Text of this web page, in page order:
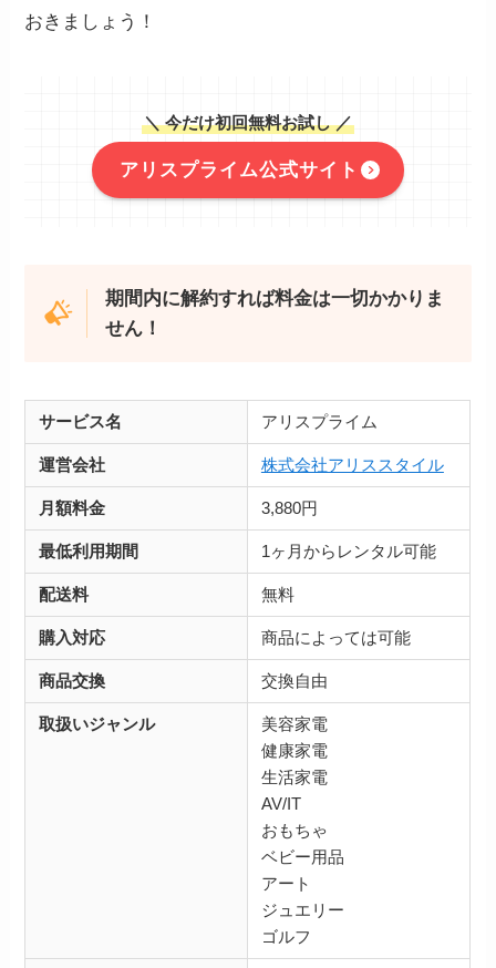
おきましょう！
＼ 今だけ初回無料お試し ／
アリスプライム公式サイト
期間内に解約すれば料金は一切かかりま
せん！
サービス名 アリスプライム
運営会社 株式会社アリススタイル
月額料金 3,880円
最低利用期間 1ヶ月からレンタル可能
配送料 無料
購入対応 商品によっては可能
商品交換 交換自由
取扱いジャンル
美容家電
健康家電
生活家電
AV/IT
おもちゃ
ベビー用品
アート
ジュエリー
ゴルフ